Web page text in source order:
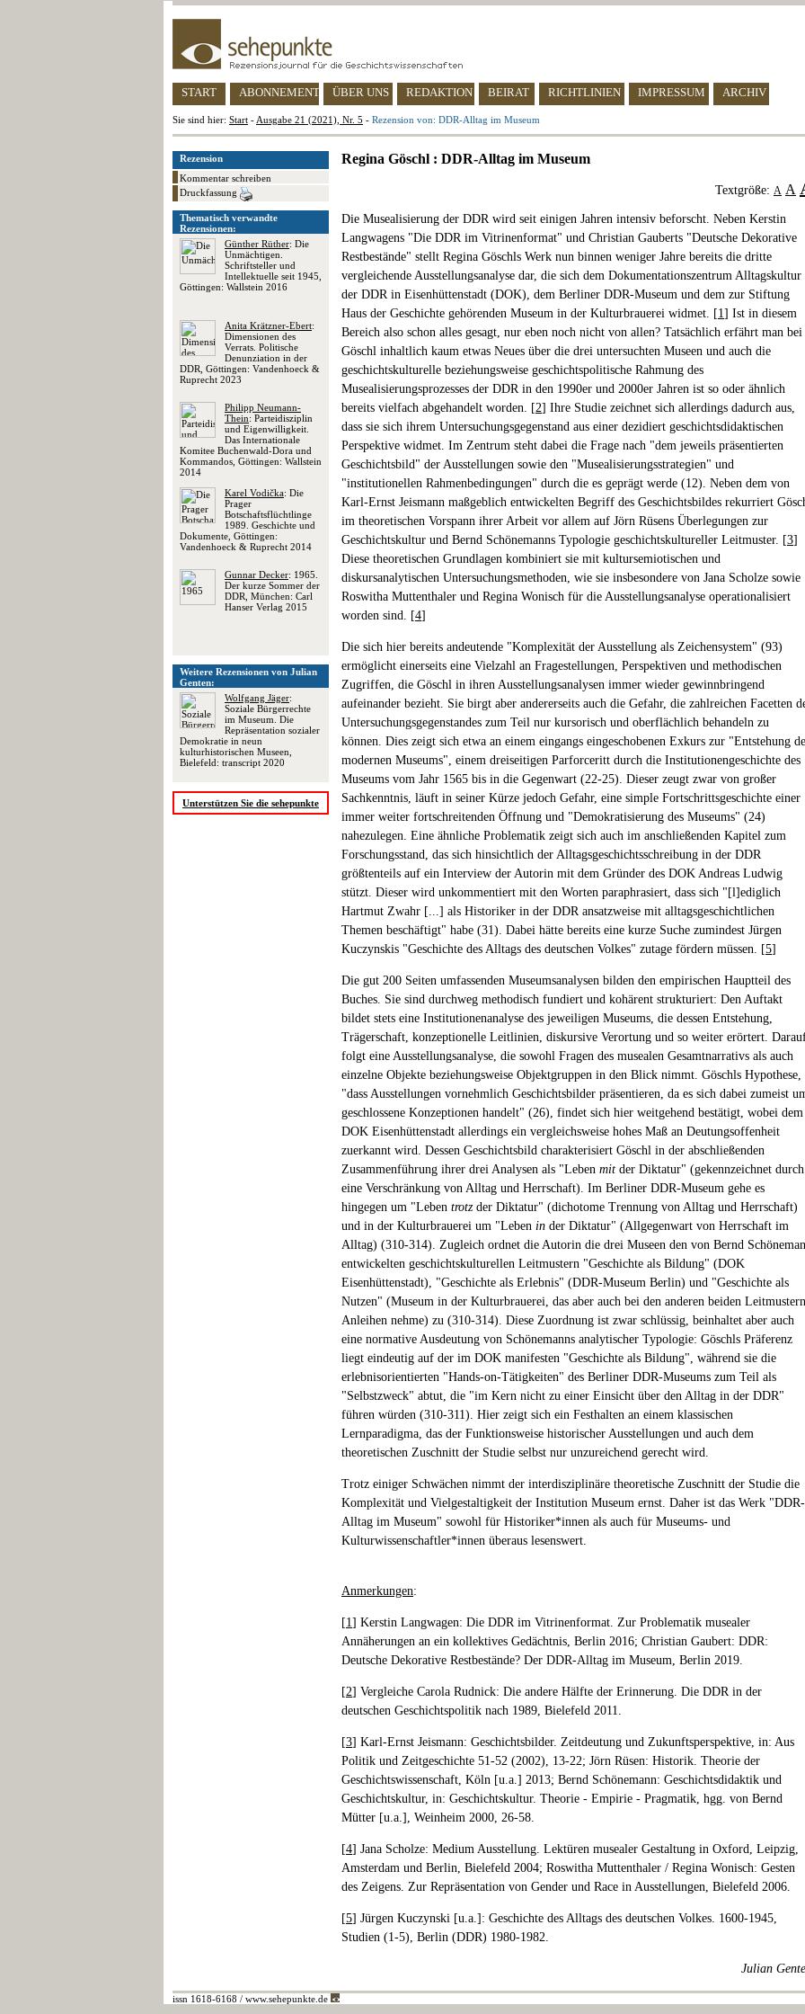
START ABONNEMENT ÜBER UNS REDAKTION BEIRAT RICHTLINIEN IMPRESSUM ARCHIV
Sie sind hier: Start - Ausgabe 21 (2021), Nr. 5 - Rezension von: DDR-Alltag im Museum
Rezension
Kommentar schreiben
Druckfassung
Thematisch verwandte
Rezensionen:
Günther Rüther: Die
Unmächtigen.
Schriftsteller und
Intellektuelle seit 1945,
Göttingen: Wallstein 2016
Anita Krätzner-Ebert:
Dimensionen des
Verrats. Politische
Denunziation in der
DDR, Göttingen: Vandenhoeck &
Ruprecht 2023
Philipp Neumann-
Thein: Parteidisziplin
und Eigenwilligkeit.
Das Internationale
Komitee Buchenwald-Dora und
Kommandos, Göttingen: Wallstein
2014
Karel Vodička: Die
Prager
Botschaftsflüchtlinge
1989. Geschichte und
Dokumente, Göttingen:
Vandenhoeck & Ruprecht 2014
Gunnar Decker: 1965.
Der kurze Sommer der
DDR, München: Carl
Hanser Verlag 2015
Weitere Rezensionen von Julian
Genten:
Wolfgang Jäger:
Soziale Bürgerrechte
im Museum. Die
Repräsentation sozialer
Demokratie in neun
kulturhistorischen Museen,
Bielefeld: transcript 2020
Unterstützen Sie die sehepunkte
Regina Göschl : DDR-Alltag im Museum
Textgröße: A A
Die Musealisierung der DDR wird seit einigen Jahren intensiv beforscht. Neben Kerstin
Langwagens "Die DDR im Vitrinenformat" und Christian Gauberts "Deutsche Dekorative
Restbestände" stellt Regina Göschls Werk nun binnen weniger Jahre bereits die dritte
vergleichende Ausstellungsanalyse dar, die sich dem Dokumentationszentrum Alltagskultur
der DDR in Eisenhüttenstadt (DOK), dem Berliner DDR-Museum und dem zur Stiftung
Haus der Geschichte gehörenden Museum in der Kulturbrauerei widmet. [1] Ist in diesem
Bereich also schon alles gesagt, nur eben noch nicht von allen? Tatsächlich erfährt man bei
Göschl inhaltlich kaum etwas Neues über die drei untersuchten Museen und auch die
geschichtskulturelle beziehungsweise geschichtspolitische Rahmung des
Musealisierungsprozesses der DDR in den 1990er und 2000er Jahren ist so oder ähnlich
bereits vielfach abgehandelt worden. [2] Ihre Studie zeichnet sich allerdings dadurch aus,
dass sie sich ihrem Untersuchungsgegenstand aus einer dezidiert geschichtsdidaktischen
Perspektive widmet. Im Zentrum steht dabei die Frage nach "dem jeweils präsentierten
Geschichtsbild" der Ausstellungen sowie den "Musealisierungsstrategien" und
"institutionellen Rahmenbedingungen" durch die es geprägt werde (12). Neben dem von
Karl-Ernst Jeismann maßgeblich entwickelten Begriff des Geschichtsbildes rekurriert
im theoretischen Vorspann ihrer Arbeit vor allem auf Jörn Rüsens Überlegungen zur
Geschichtskultur und Bernd Schönemanns Typologie geschichtskultureller Leitmuster. [3]
Diese theoretischen Grundlagen kombiniert sie mit kultursemiotischen und
diskursanalytischen Untersuchungsmethoden, wie sie insbesondere von Jana Scholze sowie
Roswitha Muttenthaler und Regina Wonisch für die Ausstellungsanalyse operationalisiert
worden sind. [4]
Die sich hier bereits andeutende "Komplexität der Ausstellung als Zeichensystem" (93)
ermöglicht einerseits eine Vielzahl an Fragestellungen, Perspektiven und methodischen
Zugriffen, die Göschl in ihren Ausstellungsanalysen immer wieder gewinnbringend
aufeinander bezieht. Sie birgt aber andererseits auch die Gefahr, die zahlreichen Facetten
Untersuchungsgegenstandes zum Teil nur kursorisch und oberflächlich behandeln zu
können. Dies zeigt sich etwa an einem eingangs eingeschobenen Exkurs zur "Entstehung
modernen Museums", einem dreiseitigen Parforceritt durch die Institutionengeschichte des
Museums vom Jahr 1565 bis in die Gegenwart (22-25). Dieser zeugt zwar von großer
Sachkenntnis, läuft in seiner Kürze jedoch Gefahr, eine simple Fortschrittsgeschichte einer
immer weiter fortschreitenden Öffnung und "Demokratisierung des Museums" (24)
nahezulegen. Eine ähnliche Problematik zeigt sich auch im anschließenden Kapitel zum
Forschungsstand, das sich hinsichtlich der Alltagsgeschichtsschreibung in der DDR
größtenteils auf ein Interview der Autorin mit dem Gründer des DOK Andreas Ludwig
stützt. Dieser wird unkommentiert mit den Worten paraphrasiert, dass sich "[l]ediglich
Hartmut Zwahr [...] als Historiker in der DDR ansatzweise mit alltagsgeschichtlichen
Themen beschäftigt" habe (31). Dabei hätte bereits eine kurze Suche zumindest Jürgen
Kuczynskis "Geschichte des Alltags des deutschen Volkes" zutage fördern müssen. [5]
Die gut 200 Seiten umfassenden Museumsanalysen bilden den empirischen Hauptteil des
Buches. Sie sind durchweg methodisch fundiert und kohärent strukturiert: Den Auftakt
bildet stets eine Institutionenanalyse des jeweiligen Museums, die dessen Entstehung,
Trägerschaft, konzeptionelle Leitlinien, diskursive Verortung und so weiter erörtert.
folgt eine Ausstellungsanalyse, die sowohl Fragen des musealen Gesamtnarrativs als auch
einzelne Objekte beziehungsweise Objektgruppen in den Blick nimmt. Göschls Hypothese,
"dass Ausstellungen vornehmlich Geschichtsbilder präsentieren, da es sich dabei zumeist
geschlossene Konzeptionen handelt" (26), findet sich hier weitgehend bestätigt, wobei dem
DOK Eisenhüttenstadt allerdings ein vergleichsweise hohes Maß an Deutungsoffenheit
zuerkannt wird. Dessen Geschichtsbild charakterisiert Göschl in der abschließenden
Zusammenführung ihrer drei Analysen als "Leben mit der Diktatur" (gekennzeichnet durch
eine Verschränkung von Alltag und Herrschaft). Im Berliner DDR-Museum gehe es
hingegen um "Leben trotzder Diktatur" (dichotome Trennung von Alltag und Herrschaft)
und in der Kulturbrauerei um "Leben in der Diktatur" (Allgegenwart von Herrschaft im
Alltag) (310-314). Zugleich ordnet die Autorin die drei Museen den von Bernd
entwickelten geschichtskulturellen Leitmustern "Geschichte als Bildung" (DOK
Eisenhüttenstadt), "Geschichte als Erlebnis" (DDR-Museum Berlin) und "Geschichte als
Nutzen" (Museum in der Kulturbrauerei, das aber auch bei den anderen beiden Leitmustern
Anleihen nehme) zu (310-314). Diese Zuordnung ist zwar schlüssig, beinhaltet aber auch
eine normative Ausdeutung von Schönemanns analytischer Typologie: Göschls Präferenz
liegt eindeutig auf der im DOK manifesten "Geschichte als Bildung", während sie die
erlebnisorientierten "Hands-on-Tätigkeiten" des Berliner DDR-Museums zum Teil als
"Selbstzweck" abtut, die "im Kern nicht zu einer Einsicht über den Alltag in der DDR"
führen würden (310-311). Hier zeigt sich ein Festhalten an einem klassischen
Lernparadigma, das der Funktionsweise historischer Ausstellungen und auch dem
theoretischen Zuschnitt der Studie selbst nur unzureichend gerecht wird.
Trotz einiger Schwächen nimmt der interdisziplinäre theoretische Zuschnitt der Studie die
Komplexität und Vielgestaltigkeit der Institution Museum ernst. Daher ist das Werk "DDR-
Alltag im Museum" sowohl für Historiker*innen als auch für Museums- und
Kulturwissenschaftler*innen überaus lesenswert.
Anmerkungen:
[1] Kerstin Langwagen: Die DDR im Vitrinenformat. Zur Problematik musealer
Annäherungen an ein kollektives Gedächtnis, Berlin 2016; Christian Gaubert: DDR:
Deutsche Dekorative Restbestände? Der DDR-Alltag im Museum, Berlin 2019.
[2] Vergleiche Carola Rudnick: Die andere Hälfte der Erinnerung. Die DDR in der
deutschen Geschichtspolitik nach 1989, Bielefeld 2011.
[3] Karl-Ernst Jeismann: Geschichtsbilder. Zeitdeutung und Zukunftsperspektive, in: Aus
Politik und Zeitgeschichte 51-52 (2002), 13-22; Jörn Rüsen: Historik. Theorie der
Geschichtswissenschaft, Köln [u.a.] 2013; Bernd Schönemann: Geschichtsdidaktik und
Geschichtskultur, in: Geschichtskultur. Theorie - Empirie - Pragmatik, hgg. von Bernd
Mütter [u.a.], Weinheim 2000, 26-58.
[4] Jana Scholze: Medium Ausstellung. Lektüren musealer Gestaltung in Oxford, Leipzig,
Amsterdam und Berlin, Bielefeld 2004; Roswitha Muttenthaler / Regina Wonisch: Gesten
des Zeigens. Zur Repräsentation von Gender und Race in Ausstellungen, Bielefeld 2006.
[5] Jürgen Kuczynski [u.a.]: Geschichte des Alltags des deutschen Volkes. 1600-1945,
Studien (1-5), Berlin (DDR) 1980-1982.
Julian
issn 1618-6168 / www.sehepunkte.de